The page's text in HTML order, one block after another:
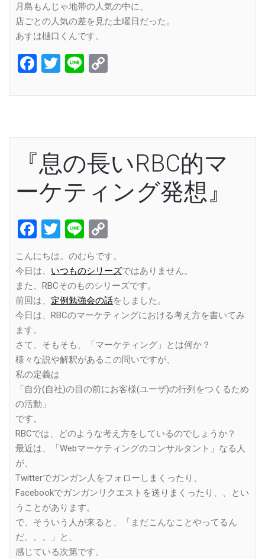
月島もんじゃ地帯の人気の中に、
店ごとの人気の差を見た土曜日だった。
あすは樋口くんです。
Facebook
Twitter
Line
『息の長いRBC的マ
ーケティング発想』
Facebook
Twitter
Line
Link
こんにちは。のむらです。
今日は、 いつものシリーズではありません。
また、RBCそのものシリーズです。
前回は、 定例勉強会の話をしました。
今日は、RBCのマーケティングにおける考え方を書いてみ
ます。
さて、そもそも、「マーケティング」とは何か？
様々な説や解釈があるこの問いですが、
私の定義は
「自分(自社)の目の前にお客様(ユーザ)の行列をつくるため
の活動」
です。
RBCでは、どのような考え方をしているのでしょうか？
最近は、「Webマーケティングのコンサルタント」なる人
が、
Twitterでガンガン人をフォローしまくったり、
Facebookでガンガンリクエストを送りまくったり、、とい
うことがあります。
で、そういう人が来ると、「まだこんなことやってるん
だ。。。」と、
感じている次第です。